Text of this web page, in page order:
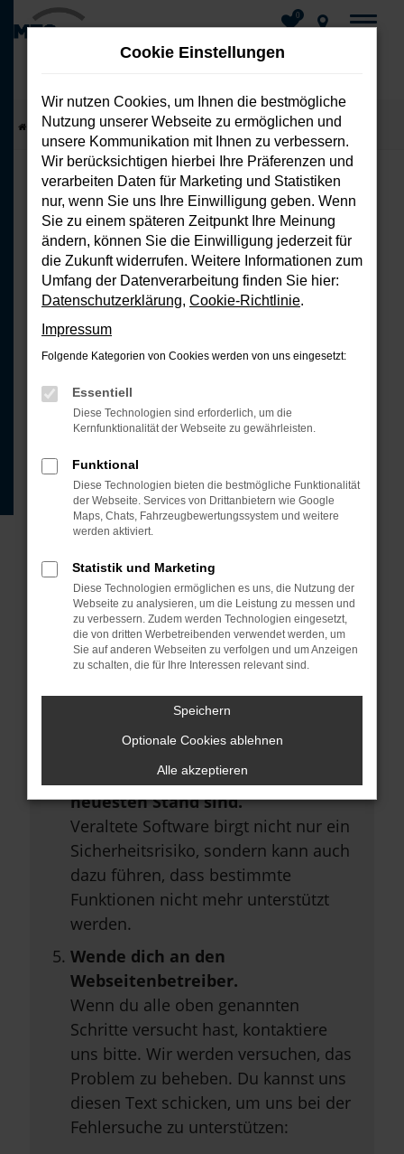
Zum
Hauptinhalt
springen
0
Startseite Fahrzeuge Fahrzeug-Showroom
FEHLER: NETWORK ERROR
Beim Laden ist ein Fehler aufgetreten.
Hier sind ein paar Tipps, die dir helfen
können:
Überprüfe deine Firewall und
deine Internetverbindung.
Laden andere Webseiten, zum
Beispiel deine Suchmaschine?
Browsererweiterungen.
Manche Erweiterungen, wie
Werbeblocker, können das Laden
bestimmter Seiten verhindern.
Funktioniert die Seite in einem
anderen Browser oder in einem
privaten Fenster?
Starte dein Gerät neu.
Das kann manchmal helfen,
vorübergehende Probleme zu
Stelle sicher, dass dein Browser
und dein Betriebssystem auf dem
neuesten Stand sind.
Veraltete Software birgt nicht nur ein
Sicherheitsrisiko, sondern kann auch
dazu führen, dass bestimmte
Funktionen nicht mehr unterstützt
werden.
Wende dich an den
Webseitenbetreiber.
Wenn du alle oben genannten
Schritte versucht hast, kontaktiere
uns bitte. Wir werden versuchen, das
Problem zu beheben. Du kannst uns
diesen Text schicken, um uns bei der
Fehlersuche zu unterstützen:
Cookie Einstellungen
Wir nutzen Cookies, um Ihnen die bestmögliche
Nutzung unserer Webseite zu ermöglichen und
unsere Kommunikation mit Ihnen zu verbessern.
Wir berücksichtigen hierbei Ihre Präferenzen und
verarbeiten Daten für Marketing und Statistiken
nur, wenn Sie uns Ihre Einwilligung geben. Wenn
Sie zu einem späteren Zeitpunkt Ihre Meinung
ändern, können Sie die Einwilligung jederzeit für
die Zukunft widerrufen. Weitere Informationen zum
Umfang der Datenverarbeitung finden Sie hier:
Datenschutzerklärung, Cookie-Richtlinie.
Impressum
Folgende Kategorien von Cookies werden von uns eingesetzt:
Essentiell
Diese Technologien sind erforderlich, um die
Kernfunktionalität der Webseite zu gewährleisten.
Funktional
Diese Technologien bieten die bestmögliche Funktionalität
der Webseite. Services von Drittanbietern wie Google
Maps, Chats, Fahrzeugbewertungssystem und weitere
werden aktiviert.
Statistik und Marketing
Diese Technologien ermöglichen es uns, die Nutzung der
Webseite zu analysieren, um die Leistung zu messen und
zu verbessern. Zudem werden Technologien eingesetzt,
die von dritten Werbetreibenden verwendet werden, um
Sie auf anderen Webseiten zu verfolgen und um Anzeigen
zu schalten, die für Ihre Interessen relevant sind.
Speichern
Optionale Cookies ablehnen
Alle akzeptieren